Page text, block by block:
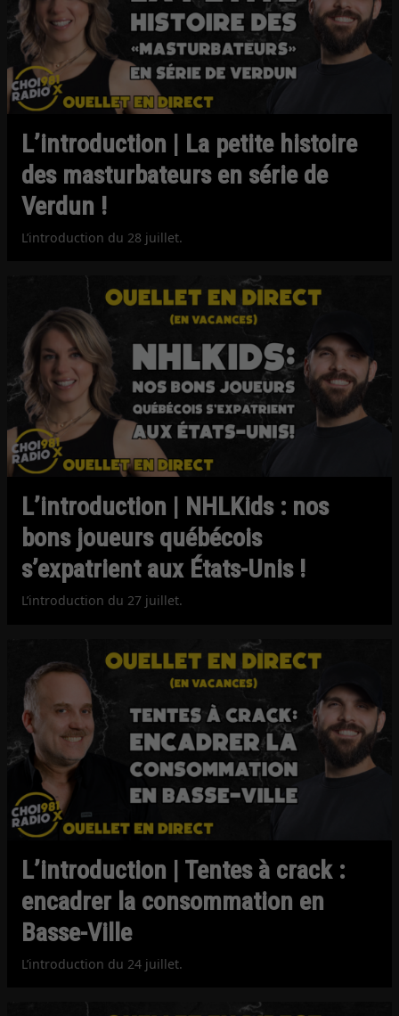
L’introduction | La petite histoire
des masturbateurs en série de
Verdun !
L’introduction du 28 juillet.
L’introduction | NHLKids : nos
bons joueurs québécois
s’expatrient aux États-Unis !
L’introduction du 27 juillet.
L’introduction | Tentes à crack :
encadrer la consommation en
Basse-Ville
L’introduction du 24 juillet.